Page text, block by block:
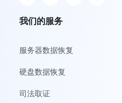
我们的服务
服务器数据恢复
硬盘数据恢复
司法取证